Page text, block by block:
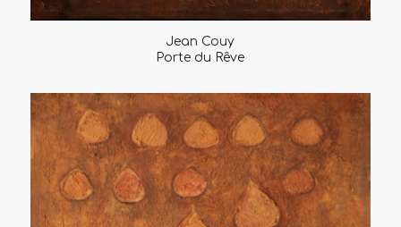
Jean Couy
Porte du Rêve